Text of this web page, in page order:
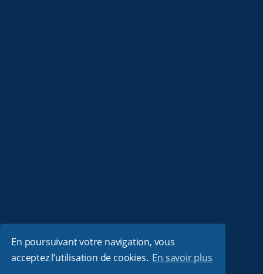
En poursuivant votre navigation, vous
acceptez l’utilisation de cookies. En savoir plus